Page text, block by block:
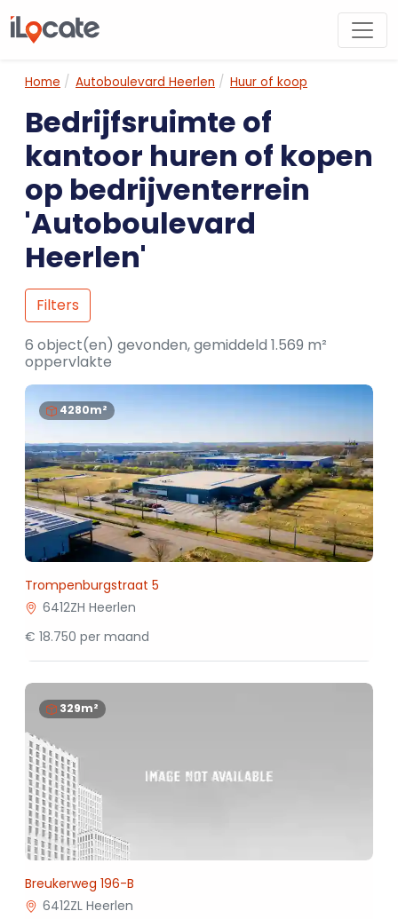
Home Autoboulevard Heerlen Huur of koop
Bedrijfsruimte of
kantoor huren of kopen
op bedrijventerrein
'Autoboulevard
Heerlen'
Filters
6 object(en) gevonden, gemiddeld 1.569 m²
oppervlakte
4280m²
Trompenburgstraat 5
6412ZH Heerlen
€ 18.750 per maand
329m²
Breukerweg 196-B
6412ZL Heerlen